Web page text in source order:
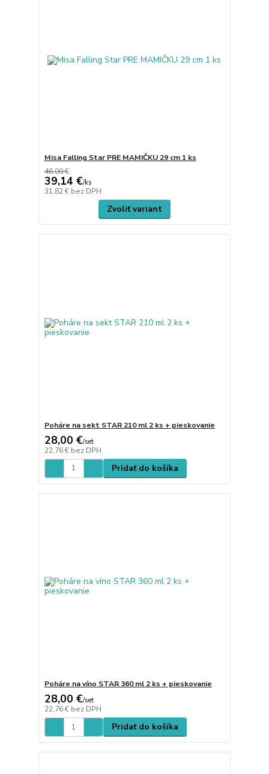
Misa Falling Star PRE MAMIČKU 29 cm 1 ks
46,00 €
39,14 €/ks
31,82 € bez DPH
Zvoliť variant
Poháre na sekt STAR 210 ml 2 ks + pieskovanie
28,00 €/set
22,76 € bez DPH
Pridať do košíka
Poháre na víno STAR 360 ml 2 ks + pieskovanie
28,00 €/set
22,76 € bez DPH
Pridať do košíka